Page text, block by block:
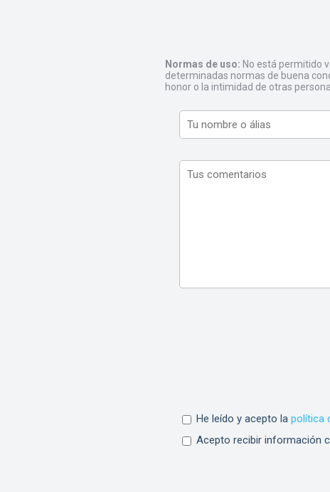
Normas de uso: No está permitido
determinadas normas de buena
honor o la intimidad de otras
He leído y acepto la política
Acepto recibir información